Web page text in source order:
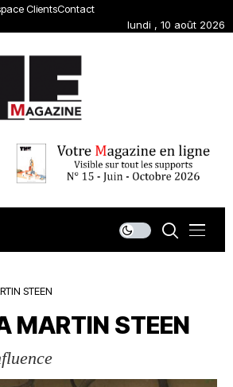
ClientsContact
lundi , 10 août 2026
KRYSTINA MARTIN STEEN
MARTIN STEEN